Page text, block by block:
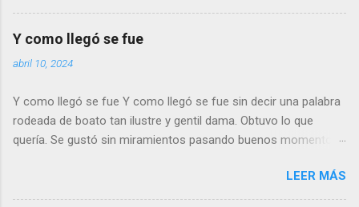
Otras, parecen sin sentido, casi dolientes, no llegan a ser
reproches, solo un poso de duda. No podemos evitarlo. ¿Juicio
del pasado?. ¿Inconsciente revisión de lo que fue? No lo se, ni
quiero saberlo. Puede que una cura del alma… de lo que esta
Y como llegó se fue
abril 10, 2024
Y como llegó se fue Y como llegó se fue sin decir una palabra
rodeada de boato tan ilustre y gentil dama. Obtuvo lo que
quería. Se gustó sin miramientos pasando buenos momentos
su amante, pues de nada le servía Tiempos que engañan
Tiempos que ligeros pasan Tiempos de amor y desvelo que ya
LEER MÁS